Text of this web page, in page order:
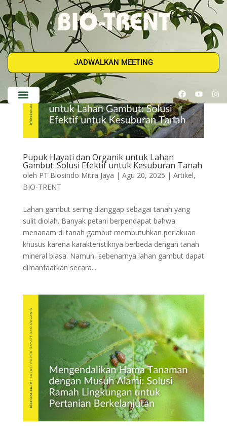
JADWALKAN MEETING
Pupuk Hayati dan Organik untuk Lahan
Gambut: Solusi Efektif untuk Kesuburan Tanah
oleh PT Biosindo Mitra Jaya | Agu 20, 2025 | Artikel,
BIO-TRENT
Lahan gambut sering dianggap sebagai tanah yang
sulit diolah. Banyak petani berpendapat bahwa
menanam di tanah gambut membutuhkan perlakuan
khusus karena karakteristiknya berbeda dengan tanah
mineral biasa. Namun, sebenarnya lahan gambut dapat
dimanfaatkan secara...